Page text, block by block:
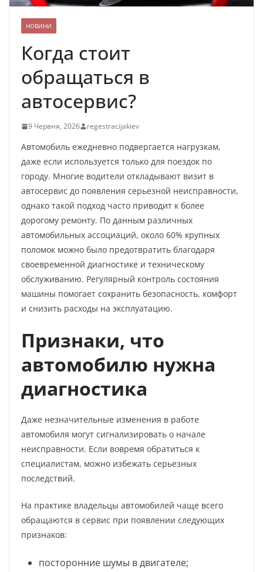
НОВИНИ
Когда стоит
обращаться в
автосервис?
9 Червня, 2026 regestracijakiev
Автомобиль ежедневно подвергается нагрузкам,
даже если используется только для поездок по
городу. Многие водители откладывают визит в
автосервис до появления серьезной неисправности,
однако такой подход часто приводит к более
дорогому ремонту. По данным различных
автомобильных ассоциаций, около 60% крупных
поломок можно было предотвратить благодаря
своевременной диагностике и техническому
обслуживанию. Регулярный контроль состояния
машины помогает сохранить безопасность, комфорт
и снизить расходы на эксплуатацию.
Признаки, что
автомобилю нужна
диагностика
Даже незначительные изменения в работе
автомобиля могут сигнализировать о начале
неисправности. Если вовремя обратиться к
специалистам, можно избежать серьезных
последствий.
На практике владельцы автомобилей чаще всего
обращаются в сервис при появлении следующих
признаков:
посторонние шумы в двигателе;